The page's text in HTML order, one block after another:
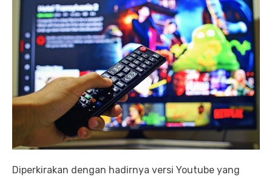
Diperkirakan dengan hadirnya versi Youtube yang